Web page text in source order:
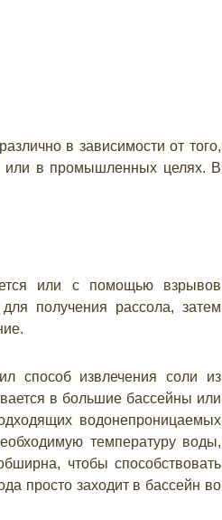
в зависимости от того,
или в промышленных целях. В
или с помощью взрывов
получения рассола, затем
способ извлечения соли из
в большие бассейны или
водонепроницаемых
температуру воды,
чтобы способствовать
просто заходит в бассейн во